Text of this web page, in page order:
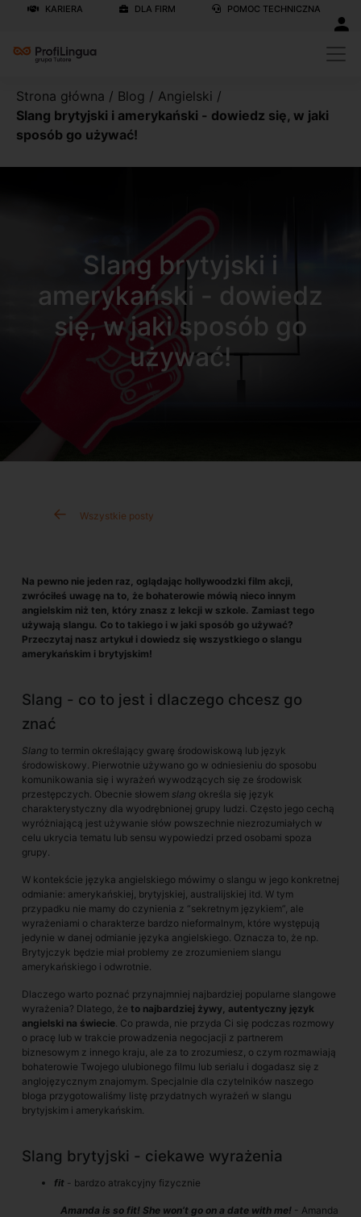
KARIERA DLA FIRM POMOC TECHNICZNA
Strona główna / Blog / Angielski /
Slang brytyjski i amerykański - dowiedz się, w jaki
sposób go używać!
Slang brytyjski i
amerykański - dowiedz
się, w jaki sposób go
używać!
Wszystkie posty
Na pewno nie jeden raz, oglądając hollywoodzki film akcji,
zwróciłeś uwagę na to, że bohaterowie mówią nieco innym
angielskim niż ten, który znasz z lekcji w szkole. Zamiast tego
używają slangu. Co to takiego i w jaki sposób go używać?
Przeczytaj nasz artykuł i dowiedz się wszystkiego o slangu
amerykańskim i brytyjskim!
Slang - co to jest i dlaczego chcesz go
znać
Slang to termin określający gwarę środowiskową lub język
środowiskowy. Pierwotnie używano go w odniesieniu do sposobu
komunikowania się i wyrażeń wywodzących się ze środowisk
przestępczych. Obecnie słowem slang określa się język
charakterystyczny dla wyodrębnionej grupy ludzi. Często jego cechą
wyróżniającą jest używanie słów powszechnie niezrozumiałych w
celu ukrycia tematu lub sensu wypowiedzi przed osobami spoza
grupy.
W kontekście języka angielskiego mówimy o slangu w jego konkretnej
odmianie: amerykańskiej, brytyjskiej, australijskiej itd. W tym
przypadku nie mamy do czynienia z “sekretnym językiem”, ale
wyrażeniami o charakterze bardzo nieformalnym, które występują
jedynie w danej odmianie języka angielskiego. Oznacza to, że np.
Brytyjczyk będzie miał problemy ze zrozumieniem slangu
amerykańskiego i odwrotnie.
Dlaczego warto poznać przynajmniej najbardziej popularne slangowe
wyrażenia? Dlatego, że to najbardziej żywy, autentyczny język
angielski na świecie. Co prawda, nie przyda Ci się podczas rozmowy
o pracę lub w trakcie prowadzenia negocjacji z partnerem
biznesowym z innego kraju, ale za to zrozumiesz, o czym rozmawiają
bohaterowie Twojego ulubionego filmu lub serialu i dogadasz się z
anglojęzycznym znajomym. Specjalnie dla czytelników naszego
bloga przygotowaliśmy listę przydatnych wyrażeń w slangu
brytyjskim i amerykańskim.
Slang brytyjski - ciekawe wyrażenia
fit - bardzo atrakcyjny fizycznie
Amanda is so fit! She won’t go on a date with me! - Amanda